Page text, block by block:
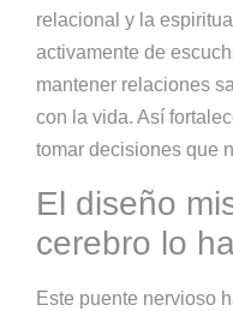
relacional y la
activamente de
mantener relaciones
con la vida. Así
tomar decisiones que
El diseño
cerebro lo
Este puente nervioso